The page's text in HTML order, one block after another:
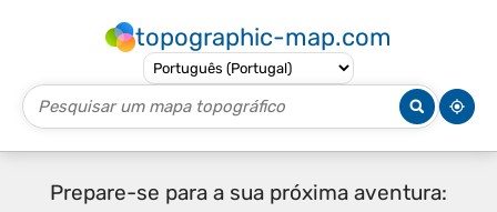
topographic-map.com
Prepare-se para a sua próxima aventura: